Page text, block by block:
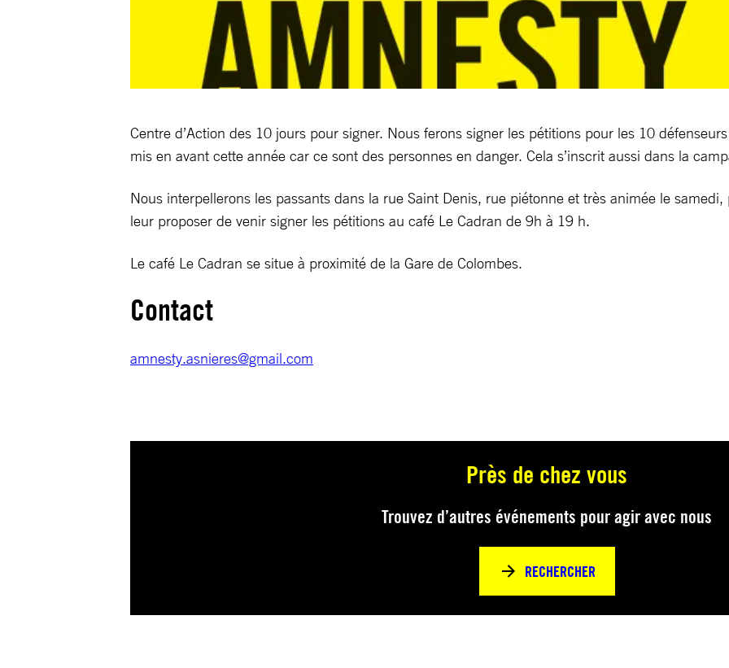
Centre d’Action des 10 jours pour signer. Nous ferons signer les pétitions pour les 10
mis en avant cette année car ce sont des personnes en danger. Cela s’inscrit aussi dans la
Nous interpellerons les passants dans la rue Saint Denis, rue piétonne et très animée le
leur proposer de venir signer les pétitions au café Le Cadran de 9h à 19 h.
Le café Le Cadran se situe à proximité de la Gare de Colombes.
Contact
amnesty.asnieres@gmail.com
Près de chez vous
Trouvez d’autres événements pour agir avec nous
RECHERCHER